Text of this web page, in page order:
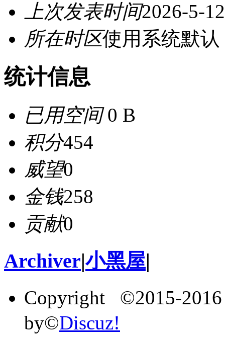
上次发表时间2026-5-
所在时区使用系统默认
统计信息
已用空间0 B
积分454
威望0
金钱258
贡献0
Archiver|小黑屋|
Copyright ©2015-
by©Discuz!